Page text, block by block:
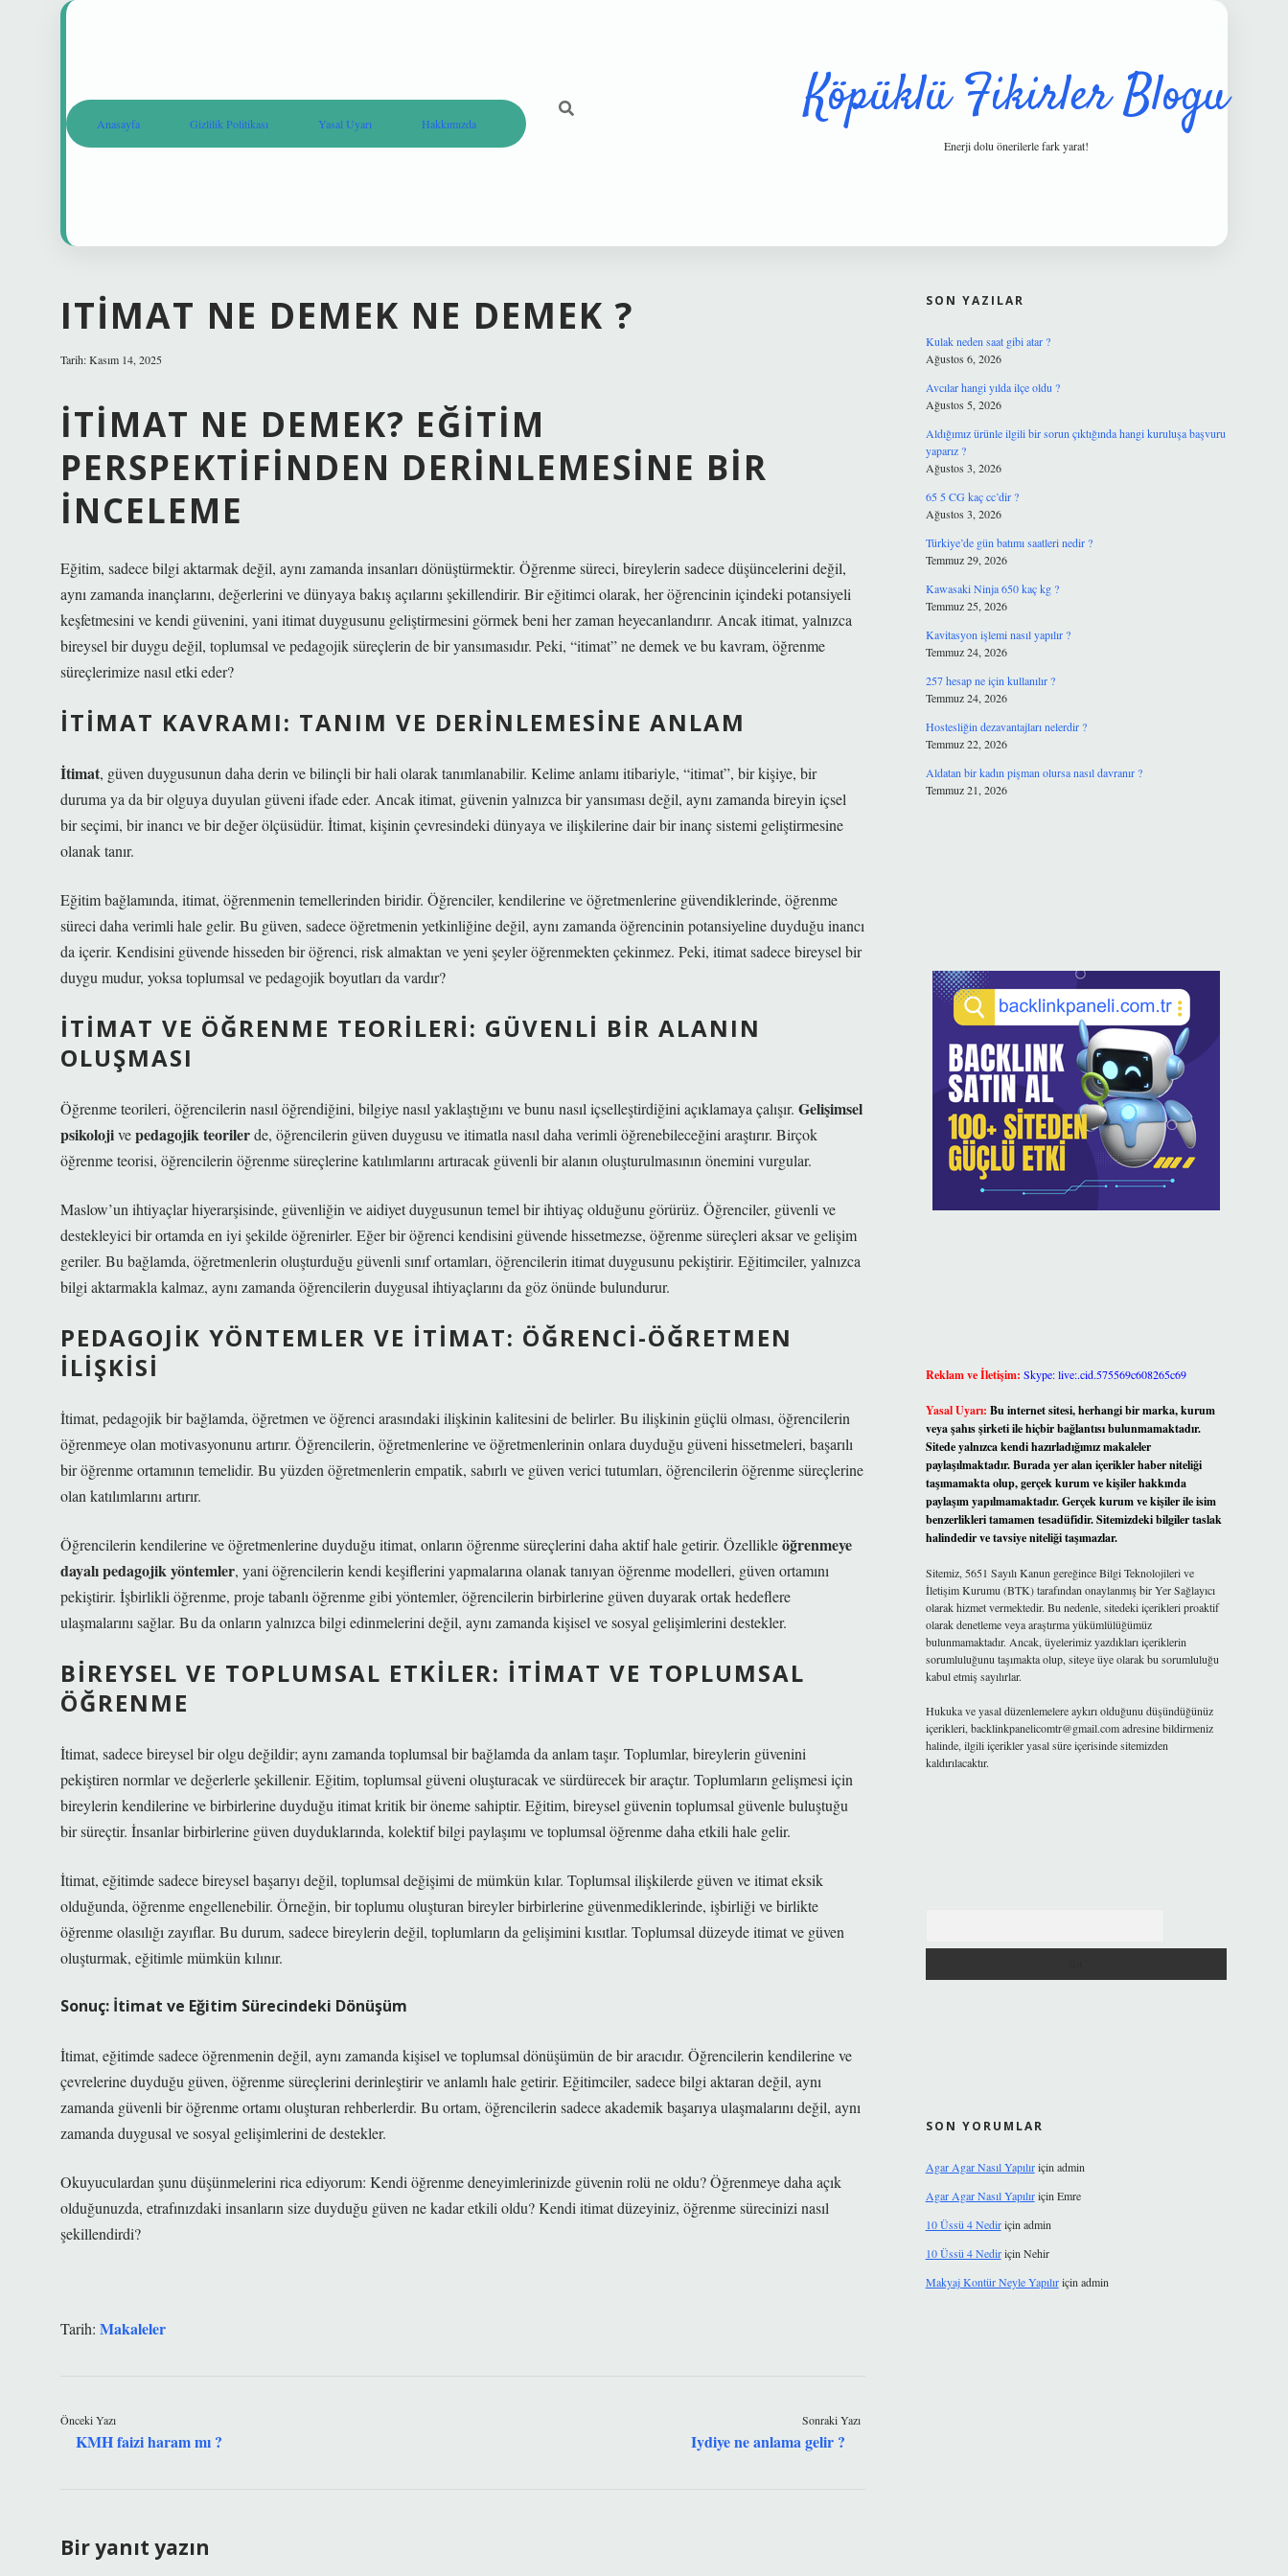
Anasayfa Gizlilik Politikası Yasal Uyarı Hakkımızda Köpüklü Fikirler Blogu
Enerji dolu önerilerle fark yarat!
ITIMAT NE DEMEK NE DEMEK ?
Tarih: Kasım 14, 2025
İTIMAT NE DEMEK? EĞITIM
PERSPEKTIFINDEN DERINLEMESINE BIR
İNCELEME
Eğitim, sadece bilgi aktarmak değil, aynı zamanda insanları dönüştürmektir. Öğrenme süreci, bireylerin sadece düşüncelerini değil,
aynı zamanda inançlarını, değerlerini ve dünyaya bakış açılarını şekillendirir. Bir eğitimci olarak, her öğrencinin içindeki potansiyeli
keşfetmesini ve kendi güvenini, yani itimat duygusunu geliştirmesini görmek beni her zaman heyecanlandırır. Ancak itimat, yalnızca
bireysel bir duygu değil, toplumsal ve pedagojik süreçlerin de bir yansımasıdır. Peki, “itimat” ne demek ve bu kavram, öğrenme
süreçlerimize nasıl etki eder?
İTIMAT KAVRAMI: TANIM VE DERINLEMESINE ANLAM
İtimat, güven duygusunun daha derin ve bilinçli bir hali olarak tanımlanabilir. Kelime anlamı itibariyle, “itimat”, bir kişiye, bir
duruma ya da bir olguya duyulan güveni ifade eder. Ancak itimat, güvenin yalnızca bir yansıması değil, aynı zamanda bireyin içsel
bir seçimi, bir inancı ve bir değer ölçüsüdür. İtimat, kişinin çevresindeki dünyaya ve ilişkilerine dair bir inanç sistemi geliştirmesine
olanak tanır.
Eğitim bağlamında, itimat, öğrenmenin temellerinden biridir. Öğrenciler, kendilerine ve öğretmenlerine güvendiklerinde, öğrenme
süreci daha verimli hale gelir. Bu güven, sadece öğretmenin yetkinliğine değil, aynı zamanda öğrencinin potansiyeline duyduğu inancı
da içerir. Kendisini güvende hisseden bir öğrenci, risk almaktan ve yeni şeyler öğrenmekten çekinmez. Peki, itimat sadece bireysel bir
duygu mudur, yoksa toplumsal ve pedagojik boyutları da vardır?
İTIMAT VE ÖĞRENME TEORILERI: GÜVENLI BIR ALANIN
OLUŞMASI
Öğrenme teorileri, öğrencilerin nasıl öğrendiğini, bilgiye nasıl yaklaştığını ve bunu nasıl içselleştirdiğini açıklamaya çalışır. Gelişimsel
psikolojivepedagojik teorilerde, öğrencilerin güven duygusu ve itimatla nasıl daha verimli öğrenebileceğini araştırır. Birçok
öğrenme teorisi, öğrencilerin öğrenme süreçlerine katılımlarını artıracak güvenli bir alanın oluşturulmasının önemini vurgular.
Maslow’un ihtiyaçlar hiyerarşisinde, güvenliğin ve aidiyet duygusunun temel bir ihtiyaç olduğunu görürüz. Öğrenciler, güvenli ve
destekleyici bir ortamda en iyi şekilde öğrenirler. Eğer bir öğrenci kendisini güvende hissetmezse, öğrenme süreçleri aksar ve gelişim
geriler. Bu bağlamda, öğretmenlerin oluşturduğu güvenli sınıf ortamları, öğrencilerin itimat duygusunu pekiştirir. Eğitimciler, yalnızca
bilgi aktarmakla kalmaz, aynı zamanda öğrencilerin duygusal ihtiyaçlarını da göz önünde bulundurur.
PEDAGOJIK YÖNTEMLER VE İTIMAT: ÖĞRENCI-ÖĞRETMEN
İLIŞKISI
İtimat, pedagojik bir bağlamda, öğretmen ve öğrenci arasındaki ilişkinin kalitesini de belirler. Bu ilişkinin güçlü olması, öğrencilerin
öğrenmeye olan motivasyonunu artırır. Öğrencilerin, öğretmenlerine ve öğretmenlerinin onlara duyduğu güveni hissetmeleri, başarılı
bir öğrenme ortamının temelidir. Bu yüzden öğretmenlerin empatik, sabırlı ve güven verici tutumları, öğrencilerin öğrenme süreçlerine
olan katılımlarını artırır.
Öğrencilerin kendilerine ve öğretmenlerine duyduğu itimat, onların öğrenme süreçlerini daha aktif hale getirir. Özellikleöğrenmeye
dayalı pedagojik yöntemler, yani öğrencilerin kendi keşiflerini yapmalarına olanak tanıyan öğrenme modelleri, güven ortamını
pekiştirir. İşbirlikli öğrenme, proje tabanlı öğrenme gibi yöntemler, öğrencilerin birbirlerine güven duyarak ortak hedeflere
ulaşmalarını sağlar. Bu da onların yalnızca bilgi edinmelerini değil, aynı zamanda kişisel ve sosyal gelişimlerini destekler.
BIREYSEL VE TOPLUMSAL ETKILER: İTIMAT VE TOPLUMSAL
ÖĞRENME
İtimat, sadece bireysel bir olgu değildir; aynı zamanda toplumsal bir bağlamda da anlam taşır. Toplumlar, bireylerin güvenini
pekiştiren normlar ve değerlerle şekillenir. Eğitim, toplumsal güveni oluşturacak ve sürdürecek bir araçtır. Toplumların gelişmesi için
bireylerin kendilerine ve birbirlerine duyduğu itimat kritik bir öneme sahiptir. Eğitim, bireysel güvenin toplumsal güvenle buluştuğu
bir süreçtir. İnsanlar birbirlerine güven duyduklarında, kolektif bilgi paylaşımı ve toplumsal öğrenme daha etkili hale gelir.
İtimat, eğitimde sadece bireysel başarıyı değil, toplumsal değişimi de mümkün kılar. Toplumsal ilişkilerde güven ve itimat eksik
olduğunda, öğrenme engellenebilir. Örneğin, bir toplumu oluşturan bireyler birbirlerine güvenmediklerinde, işbirliği ve birlikte
öğrenme olasılığı zayıflar. Bu durum, sadece bireylerin değil, toplumların da gelişimini kısıtlar. Toplumsal düzeyde itimat ve güven
oluşturmak, eğitimle mümkün kılınır.
Sonuç: İtimat ve Eğitim Sürecindeki Dönüşüm
İtimat, eğitimde sadece öğrenmenin değil, aynı zamanda kişisel ve toplumsal dönüşümün de bir aracıdır. Öğrencilerin kendilerine ve
çevrelerine duyduğu güven, öğrenme süreçlerini derinleştirir ve anlamlı hale getirir. Eğitimciler, sadece bilgi aktaran değil, aynı
zamanda güvenli bir öğrenme ortamı oluşturan rehberlerdir. Bu ortam, öğrencilerin sadece akademik başarıya ulaşmalarını değil, aynı
zamanda duygusal ve sosyal gelişimlerini de destekler.
Okuyuculardan şunu düşünmelerini rica ediyorum: Kendi öğrenme deneyimlerinizde güvenin rolü ne oldu? Öğrenmeye daha açık
olduğunuzda, etrafınızdaki insanların size duyduğu güven ne kadar etkili oldu? Kendi itimat düzeyiniz, öğrenme sürecinizi nasıl
şekillendirdi?
Tarih: Makaleler
Önceki Yazı
KMH faizi haram mı ?
Sonraki Yazı
Iydiye ne anlama gelir ?
Bir yanıt yazın
SON YAZILAR
Kulak neden saat gibi atar ?
Ağustos 6, 2026
Avcılar hangi yılda ilçe oldu ?
Ağustos 5, 2026
Aldığımız ürünle ilgili bir sorun çıktığında hangi kuruluşa başvuru
yaparız ?
Ağustos 3, 2026
65 5 CG kaç cc’dir ?
Ağustos 3, 2026
Türkiye’de gün batımı saatleri nedir ?
Temmuz 29, 2026
Kawasaki Ninja 650 kaç kg ?
Temmuz 25, 2026
Kavitasyon işlemi nasıl yapılır ?
Temmuz 24, 2026
257 hesap ne için kullanılır ?
Temmuz 24, 2026
Hostesliğin dezavantajları nelerdir ?
Temmuz 22, 2026
Aldatan bir kadın pişman olursa nasıl davranır ?
Temmuz 21, 2026
Reklam ve İletişim: Skype: live:.cid.575569c608265c69
Yasal Uyarı: Bu internet sitesi, herhangi bir marka, kurum
veya şahıs şirketi ile hiçbir bağlantısı bulunmamaktadır.
Sitede yalnızca kendi hazırladığımız makaleler
paylaşılmaktadır. Burada yer alan içerikler haber niteliği
taşımamakta olup, gerçek kurum ve kişiler hakkında
paylaşım yapılmamaktadır. Gerçek kurum ve kişiler ile isim
benzerlikleri tamamen tesadüfidir. Sitemizdeki bilgiler taslak
halindedir ve tavsiye niteliği taşımazlar.
Sitemiz, 5651 Sayılı Kanun gereğince Bilgi Teknolojileri ve
İletişim Kurumu (BTK) tarafından onaylanmış bir Yer Sağlayıcı
olarak hizmet vermektedir. Bu nedenle, sitedeki içerikleri proaktif
olarak denetleme veya araştırma yükümlülüğümüz
bulunmamaktadır. Ancak, üyelerimiz yazdıkları içeriklerin
sorumluluğunu taşımakta olup, siteye üye olarak bu sorumluluğu
kabul etmiş sayılırlar.
Hukuka ve yasal düzenlemelere aykırı olduğunu düşündüğünüz
içerikleri, backlinkpanelicomtr@gmail.comadresine bildirmeniz
halinde, ilgili içerikler yasal süre içerisinde sitemizden
kaldırılacaktır.
SON YORUMLAR
Agar Agar Nasıl Yapılıriçin admin
Agar Agar Nasıl Yapılıriçin Emre
10 Üssü 4 Nediriçin admin
10 Üssü 4 Nediriçin Nehir
Makyaj Kontür Neyle Yapılıriçin admin